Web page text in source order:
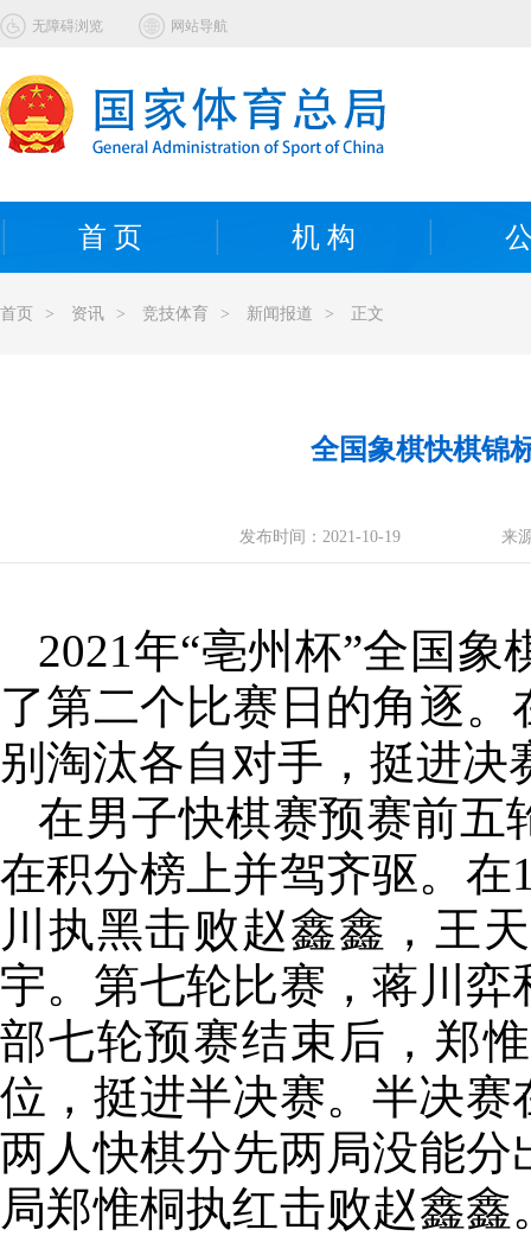
无障碍浏览 网站导航
首 页 机 构
首页 > 资讯 > 竞技体育 > 新闻报道 > 正文
全国象棋快棋锦
发布时间： 2021-10-19 来
2021年“亳州杯”全国
了第二个比赛日的角逐
别淘汰各自对手，挺进决
在男子快棋赛预赛前五
在积分榜上并驾齐驱。
川执黑击败赵鑫鑫，王
宇。第七轮比赛，蒋川
部七轮预赛结束后，郑
位，挺进半决赛。半决
两人快棋分先两局没能
局郑惟桐执红击败赵鑫